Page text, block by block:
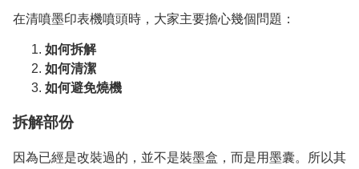
在清噴墨印表機噴頭時，大家主要擔心幾個問題：
如何拆解
如何清潔
如何避免燒機
拆解部份
因為已經是改裝過的，並不是裝墨盒，而是用墨囊。所以其